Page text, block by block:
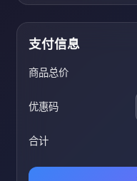
支付信息
商品总价
优惠码
合计